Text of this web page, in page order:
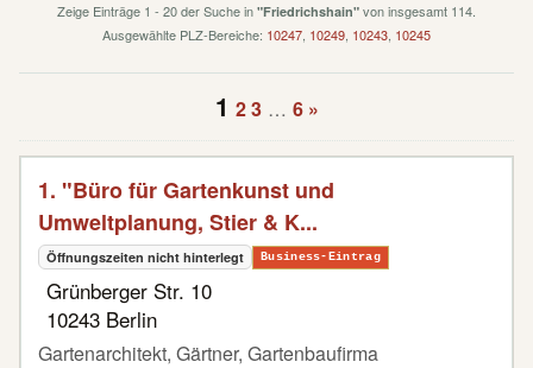
Zeige Einträge 1 - 20 der Suche in "Friedrichshain" von insgesamt 114.
Ausgewählte PLZ-Bereiche: 10247 10249 10243 10245
1 23 … 6 »
1. "Büro für Gartenkunst und
Umweltplanung, Stier & K...
Öffnungszeiten nicht hinterlegt Business-Eintrag
Grünberger Str. 10
10243 Berlin
Gartenarchitekt, Gärtner, Gartenbaufirma